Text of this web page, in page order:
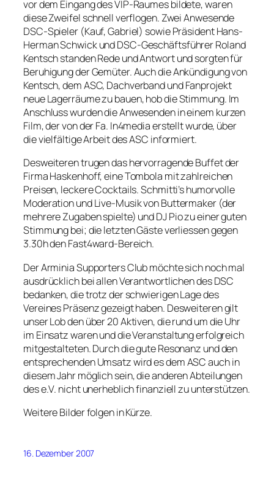
vor dem Eingang des VIP-Raumes bildete, waren
diese Zweifel schnell verflogen. Zwei Anwesende
DSC-Spieler (Kauf, Gabriel) sowie Präsident Hans-
Herman Schwick und DSC-Geschäftsführer Roland
Kentsch standen Rede und Antwort und sorgten für
Beruhigung der Gemüter. Auch die Ankündigung von
Kentsch, dem ASC, Dachverband und Fanprojekt
neue Lagerräume zu bauen, hob die Stimmung. Im
Anschluss wurden die Anwesenden in einem kurzen
Film, der von der Fa. In4media erstellt wurde, über
die vielfältige Arbeit des ASC informiert.
Desweiteren trugen das hervorragende Buffet der
Firma Haskenhoff, eine Tombola mit zahlreichen
Preisen, leckere Cocktails. Schmitti’s humorvolle
Moderation und Live-Musik von Buttermaker (der
mehrere Zugaben spielte) und DJ Pio zu einer guten
Stimmung bei; die letzten Gäste verliessen gegen
3.30h den Fast4ward-Bereich.
Der Arminia Supporters Club möchte sich noch mal
ausdrücklich bei allen Verantwortlichen des DSC
bedanken, die trotz der schwierigen Lage des
Vereines Präsenz gezeigt haben. Desweiteren gilt
unser Lob den über 20 Aktiven, die rund um die Uhr
im Einsatz waren und die Veranstaltung erfolgreich
mitgestalteten. Durch die gute Resonanz und den
entsprechenden Umsatz wird es dem ASC auch in
diesem Jahr möglich sein, die anderen Abteilungen
des e.V. nicht unerheblich finanziell zu unterstützen.
Weitere Bilder folgen in Kürze.
16. Dezember 2007